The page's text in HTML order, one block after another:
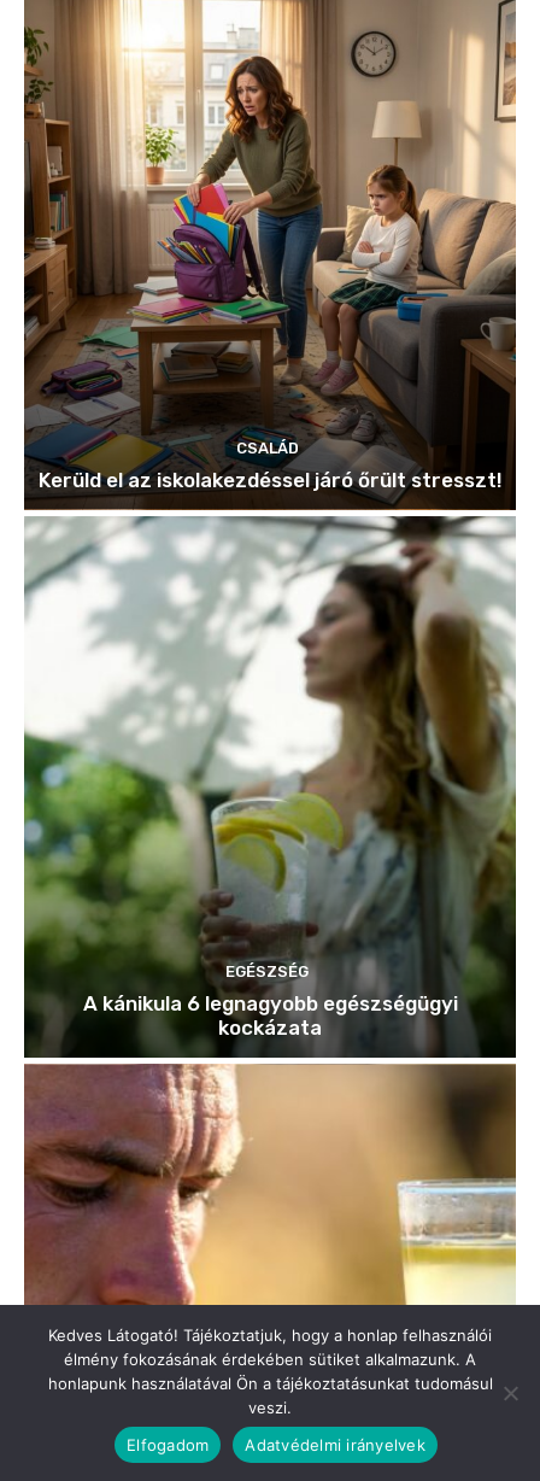
Kedves Látogató! Tájékoztatjuk, hogy a honlap felhasználói
élmény fokozásának érdekében sütiket alkalmazunk. A
honlapunk használatával Ön a tájékoztatásunkat tudomásul
veszi.
Elfogadom
Adatvédelmi irányelvek